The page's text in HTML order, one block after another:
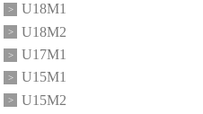
U18M1
U18M2
U17M1
U15M1
U15M2